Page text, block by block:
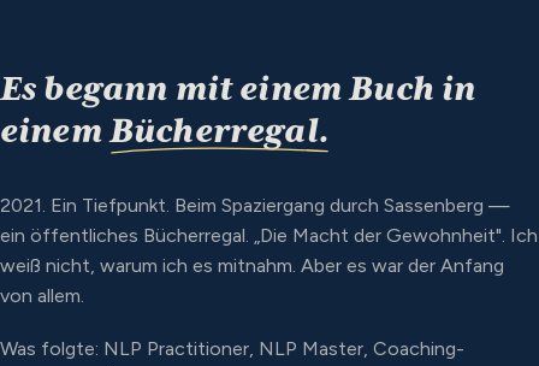
Es begann mit einem Buch in
einemBücherregal.
2021. Ein Tiefpunkt. Beim Spaziergang durch Sassenberg —
ein öffentliches Bücherregal. „Die Macht der Gewohnheit". Ich
weiß nicht, warum ich es mitnahm. Aber es war der Anfang
von allem.
Was folgte: NLP Practitioner, NLP Master, Coaching-